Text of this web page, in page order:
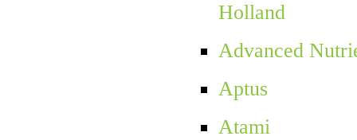
Holland
Advanced
Aptus
Atami